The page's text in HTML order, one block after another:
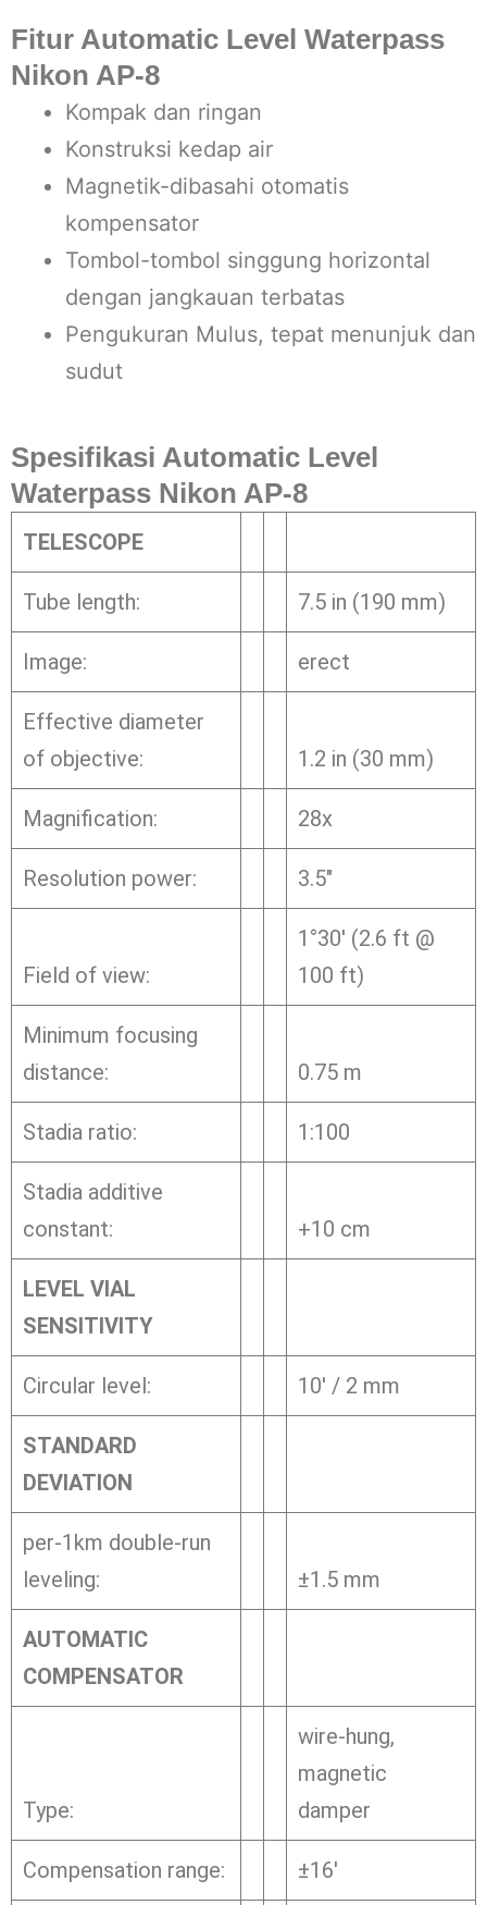
Fitur Automatic Level Waterpass
Nikon AP-8
Kompak dan ringan
Konstruksi kedap air
Magnetik-dibasahi otomatis
kompensator
Tombol-tombol singgung horizontal
dengan jangkauan terbatas
Pengukuran Mulus, tepat menunjuk dan
sudut
Spesifikasi Automatic Level
Waterpass Nikon AP-8
TELESCOPE
Tube length: 7.5 in (190 mm)
Image: erect
Effective diameter
of objective:
1.2 in (30 mm)
Magnification: 28x
Resolution power: 3.5″
Field of view:
1°30′ (2.6 ft @
100 ft)
Minimum focusing
distance:
0.75 m
Stadia ratio: 1:100
Stadia additive
constant:
+10 cm
LEVEL VIAL
SENSITIVITY
Circular level: 10′ / 2 mm
STANDARD
DEVIATION
per-1km double-run
leveling:
±1.5 mm
AUTOMATIC
COMPENSATOR
Type:
wire-hung,
magnetic
damper
Compensation range: ±16′